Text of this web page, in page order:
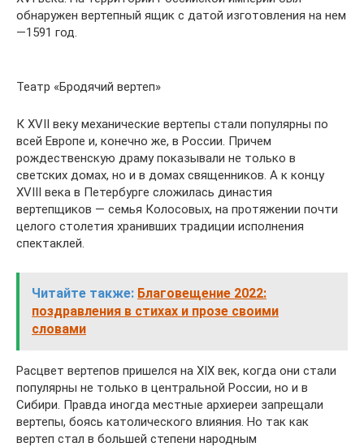
обнаружен вертепный ящик с датой изготовления на нем
—1591 год.
Театр «Бродячий вертеп»
К XVII веку механические вертепы стали популярны по
всей Европе и, конечно же, в России. Причем
рождественскую драму показывали не только в
светских домах, но и в домах священников. А к концу
XVIII века в Петербурге сложилась династия
вертепщиков — семья Колосовых, на протяжении почти
целого столетия хранивших традиции исполнения
спектаклей.
Читайте также: Благовещение 2022:
поздравления в стихах и прозе своими
словами
Расцвет вертепов пришелся на XIX век, когда они стали
популярны не только в центральной России, но и в
Сибири. Правда иногда местные архиереи запрещали
вертепы, боясь католического влияния. Но так как
вертеп стал в большей степени народным